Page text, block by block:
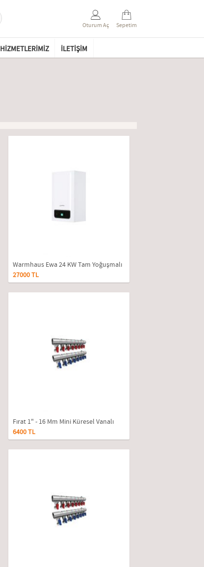
Oturum Aç Sepetim
HIZMETLERIMIZ İLETIŞIM
Warmhaus Ewa 24 KW Tam Yoğuşmalı
Kombi
27000 TL
Fırat 1" - 16 Mm Mini Küresel Vanalı
Kollektör 8'li Takım
6400 TL